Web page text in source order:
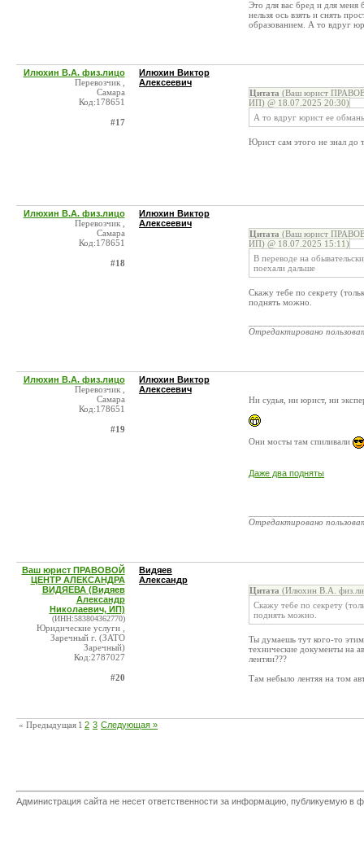
Это для вас бред и для меня
нельзя ось взять и снять
образованием. А то вдруг
Илюхин В.А. физ.лицо
Перевозчик ,
Самара
Код:178651
#17
Илюхин Виктор
Алексеевич
Цитата (Ваш юрист
ИП) @ 18.07.2025 20:30)
А то вдруг юрист ее
Юрист сам этого не знал до
Илюхин В.А. физ.лицо
Перевозчик ,
Самара
Код:178651
#18
Илюхин Виктор
Алексеевич
Цитата (Ваш юрист
ИП) @ 18.07.2025 15:11)
В переводе на
поехали дальше
Скажу тебе по секрету
поднять можно.
Отредактировано
Илюхин В.А. физ.лицо
Перевозчик ,
Самара
Код:178651
#19
Илюхин Виктор
Алексеевич
Ни судья, ни юрист, ни
Они мосты там спиливали
Даже два подняты
Отредактировано
Ваш юрист ПРАВОВОЙ
ЦЕНТР АЛЕКСАНДРА
ВИДЯЕВА (Видяев
Александр
Николаевич, ИП)
(ИНН:583804362770)
Юридические услуги ,
Заречный г. (ЗАТО
Заречный)
Код:2787027
#20
Видяев
Александр
Цитата (Илюхин В.А.
Скажу тебе по секрету
поднять можно.
Ты думаешь тут кого-то
технические документы на
лентяи???
Там небыло лентяя на том
« Предыдущая 1 2 3 Следующая »
Администрация сайта не несет ответственности за информацию, публикуемую